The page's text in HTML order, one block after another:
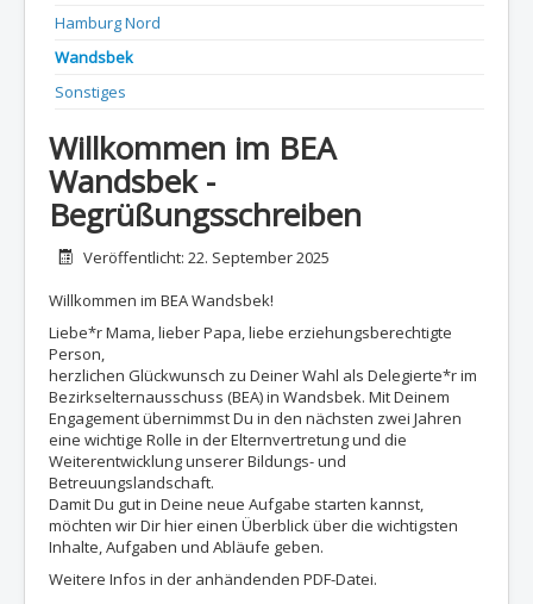
Hamburg Nord
Wandsbek
Sonstiges
Willkommen im BEA
Wandsbek -
Begrüßungsschreiben
DetailsVeröffentlicht: 22. September 2025
Willkommen im BEA Wandsbek!
Liebe*r Mama, lieber Papa, liebe erziehungsberechtigte
Person,
herzlichen Glückwunsch zu Deiner Wahl als Delegierte*r im
Bezirkselternausschuss (BEA) in Wandsbek. Mit Deinem
Engagement übernimmst Du in den nächsten zwei Jahren
eine wichtige Rolle in der Elternvertretung und die
Weiterentwicklung unserer Bildungs- und
Betreuungslandschaft.
Damit Du gut in Deine neue Aufgabe starten kannst,
möchten wir Dir hier einen Überblick über die wichtigsten
Inhalte, Aufgaben und Abläufe geben.
Weitere Infos in der anhändenden PDF-Datei.